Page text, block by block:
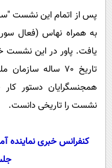
پس از اتمام این نشست
به همراه نهاس (فعال
یافت. پاور در این نشست
تاریخ 70 ساله
همجنسگرایان دستور
نشست را تاریخی دانست.
کنفرانس خبری نماینده